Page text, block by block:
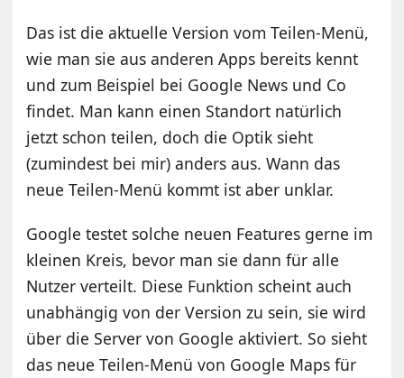
Das ist die aktuelle Version vom Teilen-Menü,
wie man sie aus anderen Apps bereits kennt
und zum Beispiel bei Google News und Co
findet. Man kann einen Standort natürlich
jetzt schon teilen, doch die Optik sieht
(zumindest bei mir) anders aus. Wann das
neue Teilen-Menü kommt ist aber unklar.
Google testet solche neuen Features gerne im
kleinen Kreis, bevor man sie dann für alle
Nutzer verteilt. Diese Funktion scheint auch
unabhängig von der Version zu sein, sie wird
über die Server von Google aktiviert. So sieht
das neue Teilen-Menü von Google Maps für